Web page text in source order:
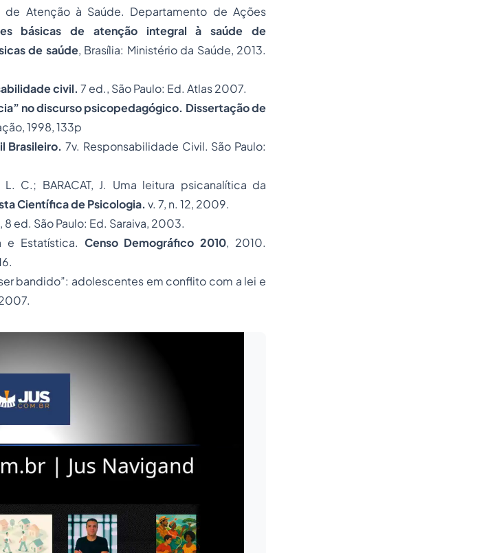
de Atenção à Saúde. Departamento de Ações
básicas de atenção integral à saúde de
de saúde, Brasília: Ministério da Saúde, 2013.
civil. 7 ed., São Paulo: Ed. Atlas 2007.
no discurso psicopedagógico. Dissertação de
1998, 133p
Brasileiro. 7v. Responsabilidade Civil. São Paulo:
L. C.; BARACAT, J. Uma leitura psicanalítica da
Científica de Psicologia. v. 7, n. 12, 2009.
, 8 ed. São Paulo: Ed. Saraiva, 2003.
e Estatística. Censo Demográfico 2010, 2010.
ser bandido”: adolescentes em conflito com a lei e